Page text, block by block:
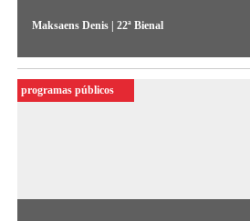
Maksaens Denis | 22ª Bienal
O artista fala sobre sua obra "Mes rêves"
22ª Bienal Sesc_Videobrasil
programas públicos